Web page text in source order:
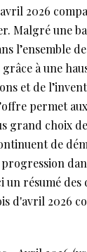
2026
Malgré une
l’ensemble
à une
et de
permet
grand choix
de
un résumé des
d'avril 2026